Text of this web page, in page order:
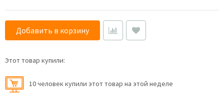
Добавить в корзину
Этот товар купили:
10 человек купили этот товар на этой неделе